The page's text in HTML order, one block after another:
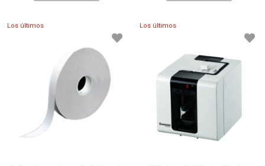
Los últimos Los últimos